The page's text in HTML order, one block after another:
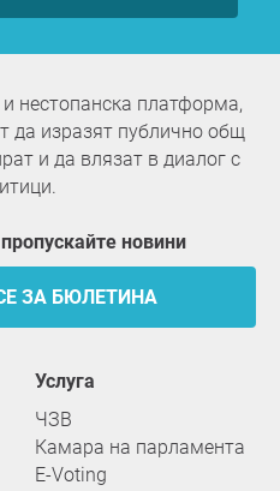
нестопанска платформа,
да изразят публично общ
и да влязат в диалог с
пропускайте новини
ЗА БЮЛЕТИНА
услуга
ЧЗВ
Камара на парламента
E-Voting